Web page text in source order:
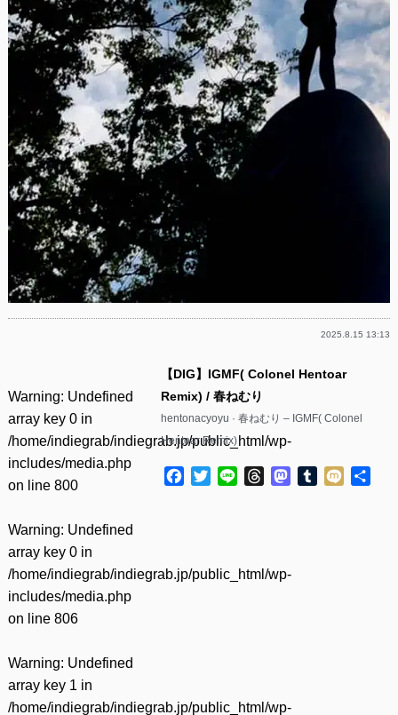
2025.8.15 13:13
Warning: Undefined
array key 0 in
/home/indiegrab/indiegrab.jp/public_html/wp-
includes/media.php
on line 800
Warning: Undefined
array key 0 in
/home/indiegrab/indiegrab.jp/public_html/wp-
includes/media.php
on line 806
Warning: Undefined
array key 1 in
/home/indiegrab/indiegrab.jp/public_html/wp-
【DIG】IGMF( Colonel Hentoar
Remix) / 春ねむり
hentonacyoyu · 春ねむり – IGMF( Colonel
Hentoar Remix)
Facebook
TwitterLine ThreadsMastodon
Tumblr
Mixi